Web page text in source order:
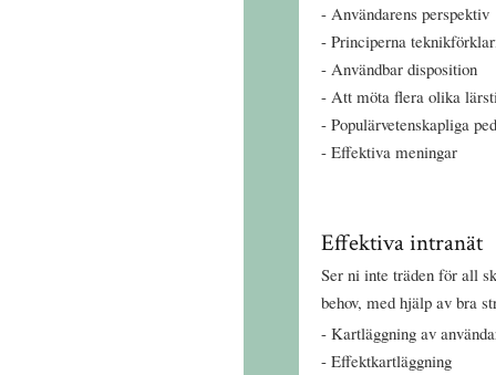
Användarens perspektiv
Principerna
Användbar disposition
Att möta flera olika
Populärvetenskapliga
Effektiva meningar
Effektiva intranät
Ser ni inte träden för all
behov, med hjälp av bra
Kartläggning av
Effektkartläggning